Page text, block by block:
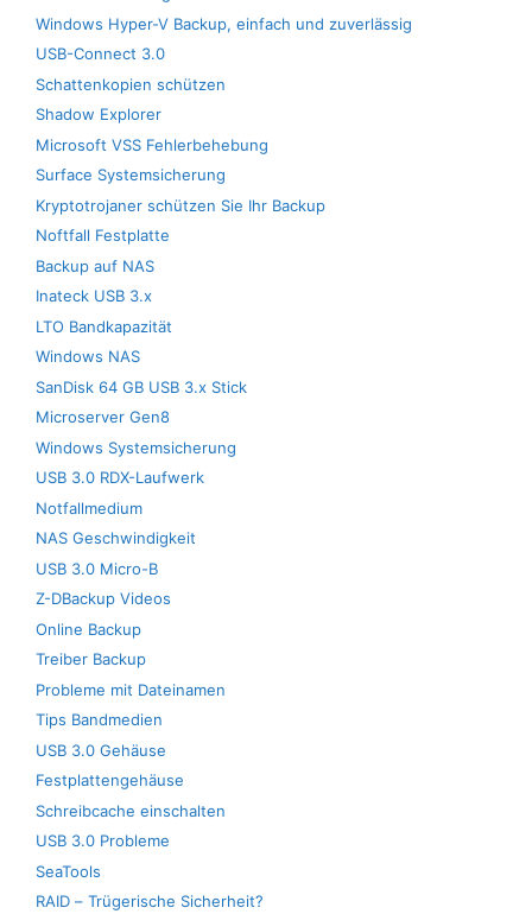
Windows Hyper-V Backup, einfach und zuverlässig
USB-Connect 3.0
Schattenkopien schützen
Shadow Explorer
Microsoft VSS Fehlerbehebung
Surface Systemsicherung
Kryptotrojaner schützen Sie Ihr Backup
Noftfall Festplatte
Backup auf NAS
Inateck USB 3.x
LTO Bandkapazität
Windows NAS
SanDisk 64 GB USB 3.x Stick
Microserver Gen8
Windows Systemsicherung
USB 3.0 RDX-Laufwerk
Notfallmedium
NAS Geschwindigkeit
USB 3.0 Micro-B
Z-DBackup Videos
Online Backup
Treiber Backup
Probleme mit Dateinamen
Tips Bandmedien
USB 3.0 Gehäuse
Festplattengehäuse
Schreibcache einschalten
USB 3.0 Probleme
SeaTools
RAID – Trügerische Sicherheit?